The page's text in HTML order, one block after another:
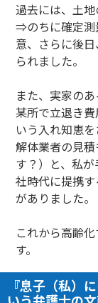
過去には、土
⇒のちに確定測
意、さらに後
られました。
また、実家の
某所で立退き
いう入れ知恵
解体業者の見
す？）と、私
社時代に提携
がありました。
これから高齢
す。
『息子（私）